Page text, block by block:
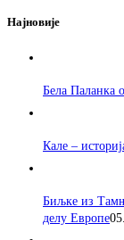
Најновије
Бела Паланка
Кале –
Биљке из
делу Европе